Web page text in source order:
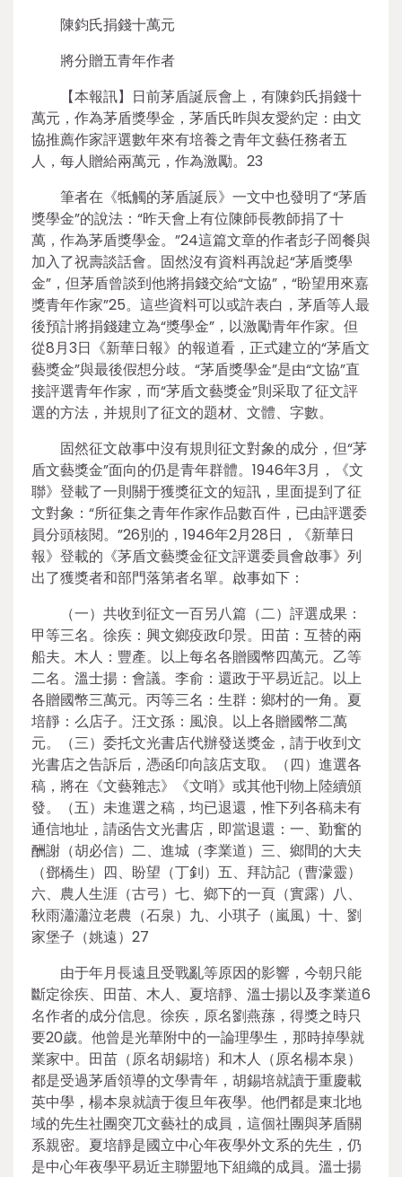
陳鈞氏捐錢十萬元
將分贈五青年作者
【本報訊】日前茅盾誕辰會上，有陳鈞氏捐錢十
萬元，作為茅盾獎學金，茅盾氏昨與友愛約定：由文
協推薦作家評選數年來有培養之青年文藝任務者五
人，每人贈給兩萬元，作為激勵。23
筆者在《牴觸的茅盾誕辰》一文中也發明了“茅盾
獎學金”的說法：“昨天會上有位陳師長教師捐了十
萬，作為茅盾獎學金。”24這篇文章的作者彭子岡餐與
加入了祝壽談話會。固然沒有資料再說起“茅盾獎學
金”，但茅盾曾談到他將捐錢交給“文協”，“盼望用來嘉
獎青年作家”25。這些資料可以或許表白，茅盾等人最
後預計將捐錢建立為“獎學金”，以激勵青年作家。但
從8月3日《新華日報》的報道看，正式建立的“茅盾文
藝獎金”與最後假想分歧。“茅盾獎學金”是由“文協”直
接評選青年作家，而“茅盾文藝獎金”則采取了征文評
選的方法，并規則了征文的題材、文體、字數。
固然征文啟事中沒有規則征文對象的成分，但“茅
盾文藝獎金”面向的仍是青年群體。1946年3月，《文
聯》登載了一則關于獲獎征文的短訊，里面提到了征
文對象：“所征集之青年作家作品數百件，已由評選委
員分頭核閱。”26別的，1946年2月28日，《新華日
報》登載的《茅盾文藝獎金征文評選委員會啟事》列
出了獲獎者和部門落第者名單。啟事如下：
（一）共收到征文一百另八篇（二）評選成果：
甲等三名。徐疾：興文鄉疫政印景。田苗：互替的兩
船夫。木人：豐產。以上每名各贈國幣四萬元。乙等
二名。溫士揚：會議。李俞：還政于平易近記。以上
各贈國幣三萬元。丙等三名：生群：鄉村的一角。夏
培靜：么店子。汪文孫：風浪。以上各贈國幣二萬
元。（三）委托文光書店代辦發送獎金，請于收到文
光書店之告訴后，憑函印向該店支取。（四）進選各
稿，將在《文藝雜志》《文哨》或其他刊物上陸續頒
發。（五）未進選之稿，均已退還，惟下列各稿未有
通信地址，請函告文光書店，即當退還：一、勤奮的
酬謝（胡必信）二、進城（李業道）三、鄉間的大夫
（鄧橋生）四、盼望（丁釗）五、拜訪記（曹濛靈）
六、農人生涯（古弓）七、鄉下的一頁（實露）八、
秋雨瀟瀟泣老農（石泉）九、小琪子（嵐風）十、劉
家堡子（姚遠）27
由于年月長遠且受戰亂等原因的影響，今朝只能
斷定徐疾、田苗、木人、夏培靜、溫士揚以及李業道6
名作者的成分信息。徐疾，原名劉燕蓀，得獎之時只
要20歲。他曾是光華附中的一論理學生，那時掉學就
業家中。田苗（原名胡錫培）和木人（原名楊本泉）
都是受過茅盾領導的文學青年，胡錫培就讀于重慶載
英中學，楊本泉就讀于復旦年夜學。他們都是東北地
域的先生社團突兀文藝社的成員，這個社團與茅盾關
系親密。夏培靜是國立中心年夜學外文系的先生，仍
是中心年夜學平易近主聯盟地下組織的成員。溫士揚